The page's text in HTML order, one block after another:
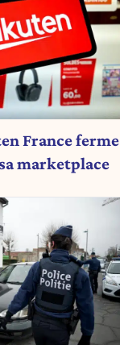
France ferme
marketplace